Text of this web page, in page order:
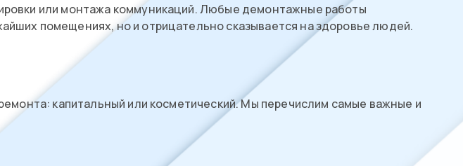
или монтажа коммуникаций. Любые демонтажные работы
помещениях, но и отрицательно сказывается на здоровье людей.
капитальный или косметический. Мы перечислим самые важные и